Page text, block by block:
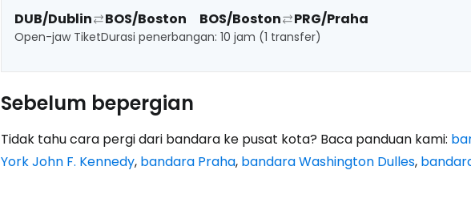
DUB/Dublin BOS/Boston BOS/Boston PRG/Praha
Open-jaw TiketDurasi penerbangan: 10 jam (1 transfer)
Sebelum bepergian
Tidak tahu cara pergi dari bandara ke pusat kota? Baca panduan kami:
York John F. Kennedy, bandara Praha, bandara Washington Dulles,